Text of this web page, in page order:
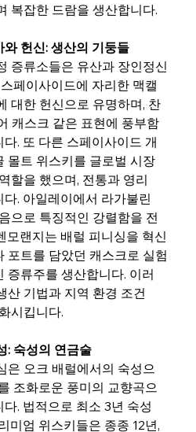
복잡한 드람을 생산합니다.
헌신: 생산의 기둥들
증류소들은 유산과 장인정신
페이사이드에 자리한 맥캘
대한 헌신으로 유명하며, 찬
캐스크 같은 표현에 풍부함
. 또 다른 스페이사이드 개
몰트 위스키를 글로벌 시장
할을 했으며, 전통과 영리
다. 아일레이에서 라가불린
으로 특징적인 강렬함을 전
랜지는 배럴 피니싱을 혁신
포트를 담았던 캐스크로 실험
증류주를 생산합니다. 이러
산 기법과 지역 환경 조건
시킵니다.
: 숙성의 연금술
은 오크 배럴에서의 숙성으
조화로운 풍미의 교향곡으
. 법적으로 최소 3년 숙성
미엄 위스키들은 종종 12년,